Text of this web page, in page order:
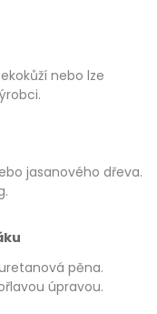
nebo lze
jasanového dřeva.
pěna.
úpravou.